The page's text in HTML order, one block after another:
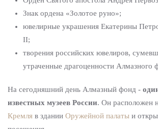
Знак ордена «Золотое руно»;
ювелирные украшения Екатерины
II;
творения российских ювелиров,
утраченные драгоценности Алмазного
На сегодняшний день Алмазный фонд -
известных музеев России. Он расположен
Кремля в здании Оружейной палаты и